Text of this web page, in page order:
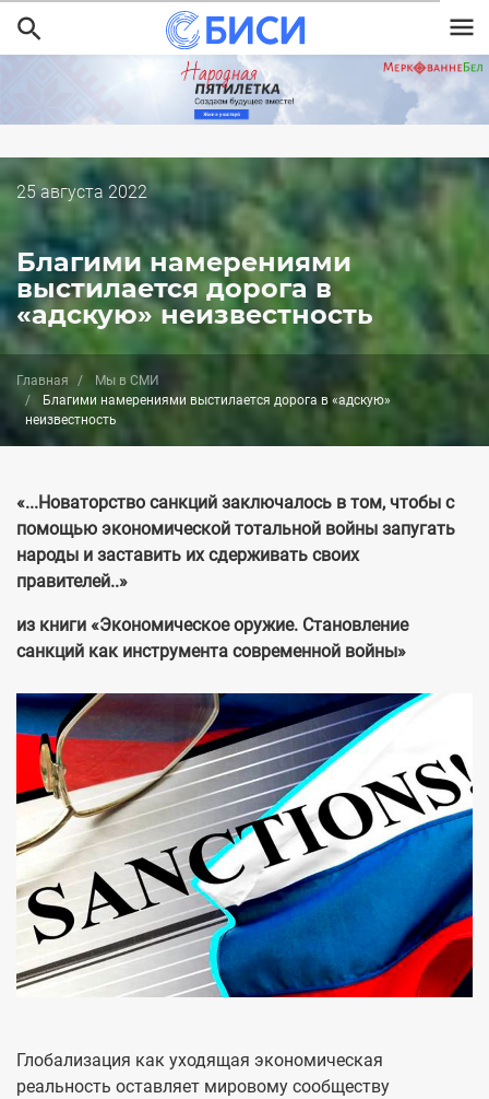
Перейти
к
основному
содержанию
Дата
публикации
25 августа 2022
Благими намерениями
выстилается дорога в
«адскую» неизвестность
Главная
Мы в СМИ
Благими намерениями выстилается дорога в «адскую»
неизвестность
«...Новаторство санкций заключалось в том, чтобы с
помощью экономической тотальной войны запугать
народы и заставить их сдерживать своих
правителей..»
из книги «Экономическое оружие. Становление
санкций как инструмента современной войны»
Глобализация как уходящая экономическая
реальность оставляет мировому сообществу